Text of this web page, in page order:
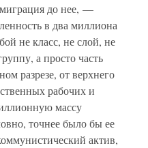
до нее, —
в два миллиона
не класс, не слой, не
а просто часть
разрезе, от верхнего
рабочих и
массу
точнее было бы ее
актив,